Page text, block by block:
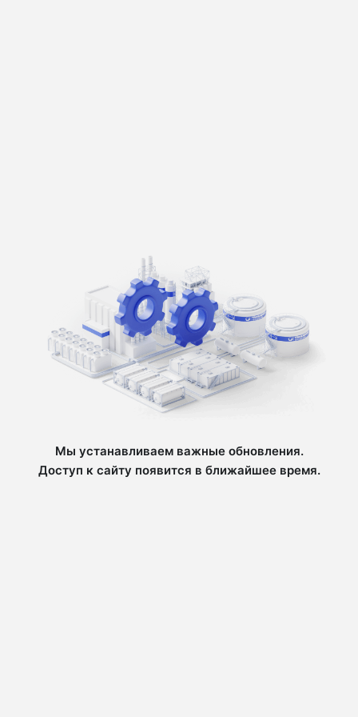
Мы устанавливаем важные обновления.
Доступ к сайту появится в ближайшее время.